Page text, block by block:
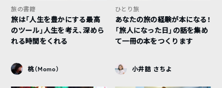
旅の書籍
旅は「人生を豊かにする最高
のツール」人生を考え、深めら
れる時間をくれる
桃（Momo）
ひとり旅
あなたの旅の経験が本になる！
「旅人になった日」の話を集め
て一冊の本をつくります
小井詰 さちよ